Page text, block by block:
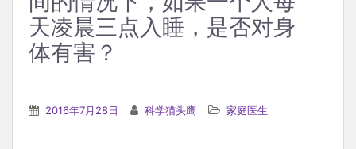
天凌晨三点入睡，是否对身
体有害？
2016年7月28日 科学猫头鹰 家庭医生